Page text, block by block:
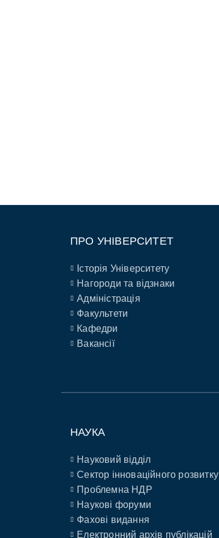
ПРО УНІВЕРСИТЕТ
Історія Університету
Нагороди та відзнаки
Адміністрація
Факультети
Кафедри
Вакансії
НАУКА
Науковий відділ
Сектор інноваційного розвитку
Проблемна НДР
Наукові форуми
Фахові видання
Електронний архів публікацій